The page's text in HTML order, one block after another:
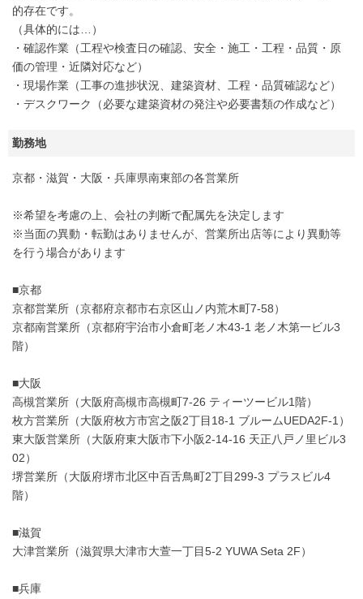
的存在です。
（具体的には…）
・確認作業（工程や検査日の確認、安全・施工・工程・品質・原
価の管理・近隣対応など）
・現場作業（工事の進捗状況、建築資材、工程・品質確認など）
・デスクワーク（必要な建築資材の発注や必要書類の作成など）
勤務地
京都・滋賀・大阪・兵庫県南東部の各営業所
※希望を考慮の上、会社の判断で配属先を決定します
※当面の異動・転勤はありませんが、営業所出店等により異動等
を行う場合があります
■京都
京都営業所（京都府京都市右京区山ノ内荒木町7‐58）
京都南営業所（京都府宇治市小倉町老ノ木43-1 老ノ木第一ビル3
階）
■大阪
高槻営業所（大阪府高槻市高槻町7-26 ティーツービル1階）
枚方営業所（大阪府枚方市宮之阪2丁目18-1 ブルームUEDA2F-1）
東大阪営業所（大阪府東大阪市下小阪2-14-16 天正八戸ノ里ビル3
02）
堺営業所（大阪府堺市北区中百舌鳥町2丁目299-3 プラスビル4
階）
■滋賀
大津営業所（滋賀県大津市大萱一丁目5-2 YUWA Seta 2F）
■兵庫